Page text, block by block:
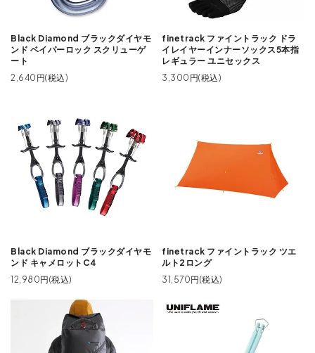
Black Diamond ブラックダイヤモ
ンド ベイパーロック スクリューゲ
ート
2,640円(税込)
finetrack ファイントラック ドラ
イレイヤーインナーソックス5本指
レギュラー ユニセックス
3,300円(税込)
Black Diamond ブラックダイヤモ
ンド キャメロットC4
12,980円(税込)
finetrack ファイントラック ツエ
ルト2ロング
31,570円(税込)